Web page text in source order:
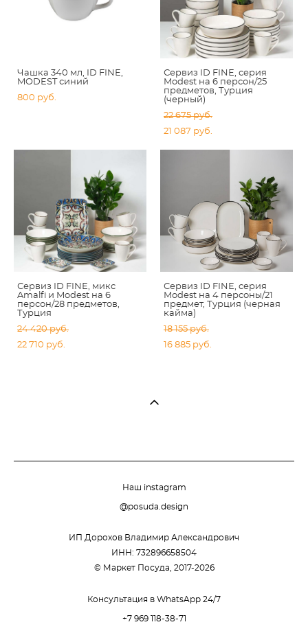
Чашка 340 мл, ID FINE,
MODEST синий
800 pуб.
Сервиз ID FINE, серия
Modest на 6 персон/25
предметов, Турция
(черный)
22 675 pуб.
21 087 pуб.
Сервиз ID FINE, микс
Amalfi и Modest на 6
персон/28 предметов,
Турция
24 420 pуб.
22 710 pуб.
Сервиз ID FINE, серия
Modest на 4 персоны/21
предмет, Турция (черная
кайма)
18 155 pуб.
16 885 pуб.
Наш instagram
@posuda.design
ИП Дорохов Владимир Александрович
ИНН: 732896658504
© Маркет Посуда, 2017-2026
Консультация в WhatsApp 24/7
+7 969 118-38-71